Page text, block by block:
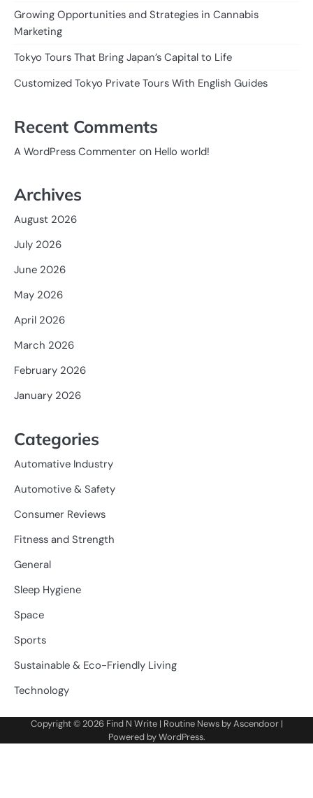
Growing Opportunities and Strategies in Cannabis
Marketing
Tokyo Tours That Bring Japan’s Capital to Life
Customized Tokyo Private Tours With English Guides
Recent Comments
A WordPress Commenter on Hello world!
Archives
August 2026
July 2026
June 2026
May 2026
April 2026
March 2026
February 2026
January 2026
Categories
Automative Industry
Automotive & Safety
Consumer Reviews
Fitness and Strength
General
Sleep Hygiene
Space
Sports
Sustainable & Eco-Friendly Living
Technology
Copyright © 2026 Find N Write| Routine News byAscendoor|
Powered byWordPress.